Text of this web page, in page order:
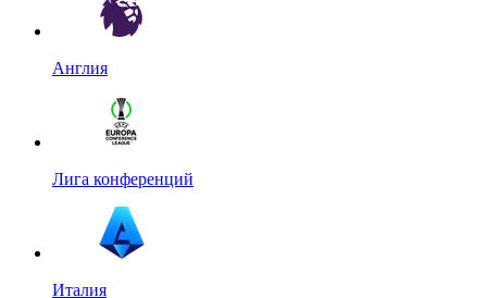
Англия
Лига конференций
Италия